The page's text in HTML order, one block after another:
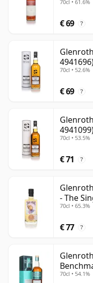
Op zijn best biedt
gracieuze
en balans: gelaagd
subtiele eik en een
drinkers die
ingetogen en
distilleerderijen.
70cl • 61.6%
€ 69 ?
70cl • 52.6%
€ 69 ?
70cl • 53.5%
€ 71 ?
- The
70cl • 65.3%
€ 77 ?
70cl • 54.1%